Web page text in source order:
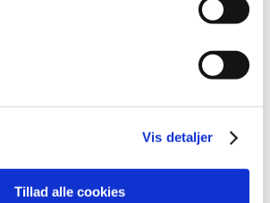
Vis detaljer
Tillad alle cookies